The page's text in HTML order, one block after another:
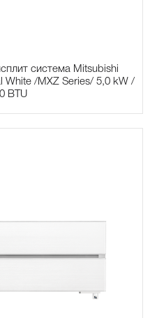
система Mitsubishi
White /MXZ Series/ 5,0 kW /
BTU